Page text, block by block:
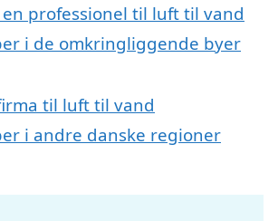
en professionel til luft til vand
i de omkringliggende byer
til luft til vand
i andre danske regioner